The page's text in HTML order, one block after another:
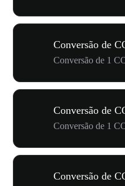
Conversão de
Conversão de 1
Conversão de
Conversão de 1
Conversão de